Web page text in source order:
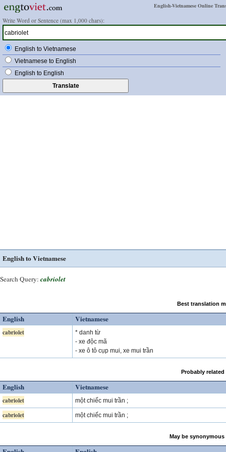
English-Vietnamese Online
Write Word or Sentence (max 1,000 chars):
English to Vietnamese
Vietnamese to English
English to English
English to Vietnamese
Search Query: cabriolet
Best translation
English Vietnamese
cabriolet
* danh từ
- xe độc mã
- xe ô tô cụp mui, xe mui trần
Probably
English Vietnamese
cabriolet một chiếc mui trần ;
cabriolet một chiếc mui trần ;
May be